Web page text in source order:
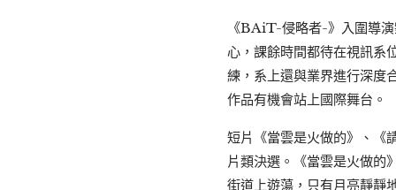
《BAiT-侵略者-》入圍導
心，課餘時間都待在視訊系
練，系上還與業界進行深度
作品有機會站上國際舞台。
短片《當雲是火做的》、《
片類決選。《當雲是火做的
街道上遊蕩，只有月亮靜靜